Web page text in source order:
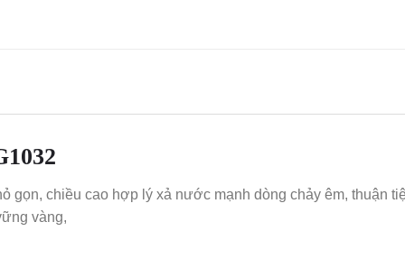
gọn, chiều cao hợp lý xả nước mạnh dòng chảy êm, thuận
vàng,